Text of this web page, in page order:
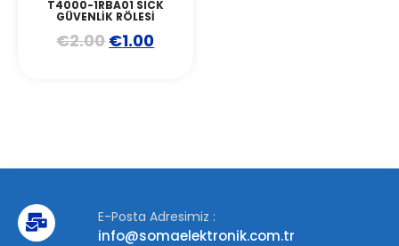
T4000-1RBA01 SICK
GÜVENLİK RÖLESİ
€2.00 €1.00
E-Posta Adresimiz :
info@somaelektronik.com.tr